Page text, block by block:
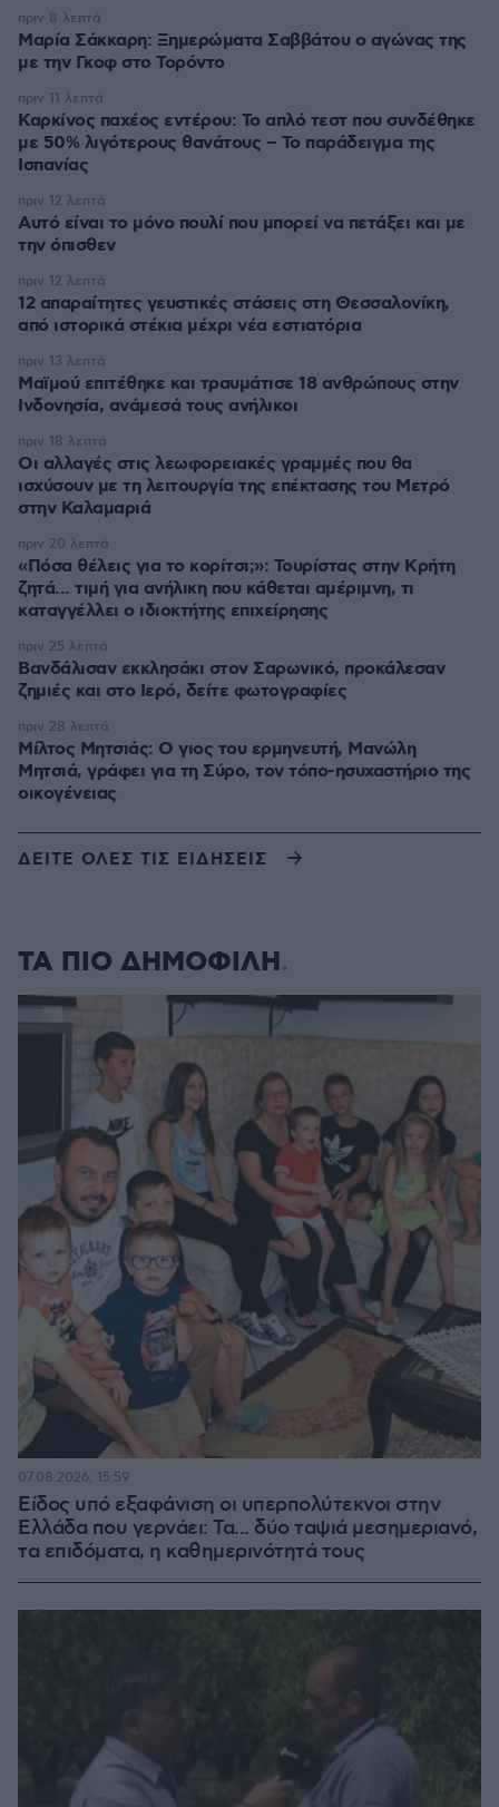
Μαρία Σάκκαρη: Ξημερώματα Σαββάτου ο αγώνας της
με την Γκοφ στο Τορόντο
πριν 8 λεπτά
Καρκίνος παχέος εντέρου: Το απλό τεστ που συνδέθηκε
με 50% λιγότερους θανάτους – Το παράδειγμα της
Ισπανίας
πριν 11 λεπτά
Αυτό είναι το μόνο πουλί που μπορεί να πετάξει και με
την όπισθεν
πριν 12 λεπτά
12 απαραίτητες γευστικές στάσεις στη Θεσσαλονίκη,
από ιστορικά στέκια μέχρι νέα εστιατόρια
πριν 12 λεπτά
Μαϊμού επιτέθηκε και τραυμάτισε 18 ανθρώπους στην
Ινδονησία, ανάμεσά τους ανήλικοι
πριν 13 λεπτά
Οι αλλαγές στις λεωφορειακές γραμμές που θα
ισχύσουν με τη λειτουργία της επέκτασης του Μετρό
στην Καλαμαριά
πριν 18 λεπτά
«Πόσα θέλεις για το κορίτσι;»: Τουρίστας στην Κρήτη
ζητά... τιμή για ανήλικη που κάθεται αμέριμνη, τι
καταγγέλλει ο ιδιοκτήτης επιχείρησης
πριν 20 λεπτά
Βανδάλισαν εκκλησάκι στον Σαρωνικό, προκάλεσαν
ζημιές και στο Ιερό, δείτε φωτογραφίες
πριν 25 λεπτά
Μίλτος Μητσιάς: Ο γιος του ερμηνευτή, Μανώλη
Μητσιά, γράφει για τη Σύρο, τον τόπο-ησυχαστήριο της
οικογένειας
πριν 28 λεπτά
ΔΕΙΤΕ ΟΛΕΣ ΤΙΣ ΕΙΔΗΣΕΙΣ
ΤΑ ΠΙΟ ΔΗΜΟΦΙΛΗ
Είδος υπό εξαφάνιση οι υπερπολύτεκνοι στην
Ελλάδα που γερνάει: Τα... δύο ταψιά μεσημεριανό,
τα επιδόματα, η καθημερινότητά τους
07.08.2026, 15:59